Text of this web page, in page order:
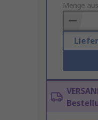
to
Basket
Menge